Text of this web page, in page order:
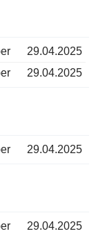
29.04.2025
29.04.2025
29.04.2025
29.04.2025